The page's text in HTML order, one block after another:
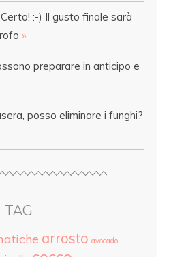
:-) Il gusto finale sarà
»
preparare in anticipo e
posso eliminare i funghi?
TAG
arrosto avocado